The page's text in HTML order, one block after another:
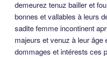
par 5, soit 1/60ème de la
qui sont et compètent et
noms et qualités qu’ils
Aubin de ceste ville